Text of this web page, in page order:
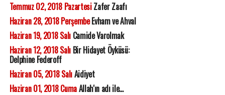
Temmuz 02, 2018 PazartesiZafer Zaafı
Haziran 28, 2018 PerşembeEvham ve Ahval
Haziran 19, 2018 SalıCamide Varolmak
Haziran 12, 2018 SalıBir Hidayet Öyküsü:
Delphine Federoff
Haziran 05, 2018 SalıAidiyet
Haziran 01, 2018 CumaAllah'ın adı ile...